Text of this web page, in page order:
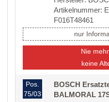
Artikelnummer:
F016T48461
nur
Nie
keine
Pos.
75/03
BOSCH
BALMORAL